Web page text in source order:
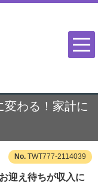
わる！家計に
TWT777-2114039
迎え待ちが収入に